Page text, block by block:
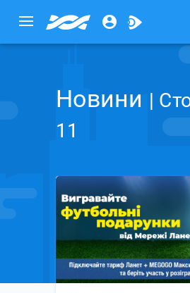
Новини |
11